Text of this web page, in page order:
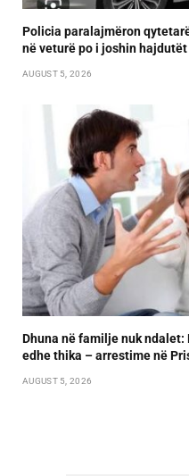
Policia paralajmëron
në veturë po i joshin hajdutët
AUGUST 5, 2026
Dhuna në familje nuk ndalet:
edhe thika – arrestime në
AUGUST 5, 2026